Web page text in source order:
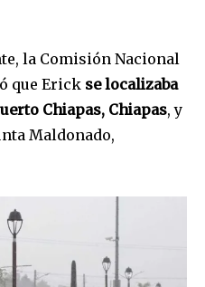
la Comisión Nacional
que Erick se localizaba
Chiapas, Chiapas, y
Maldonado,